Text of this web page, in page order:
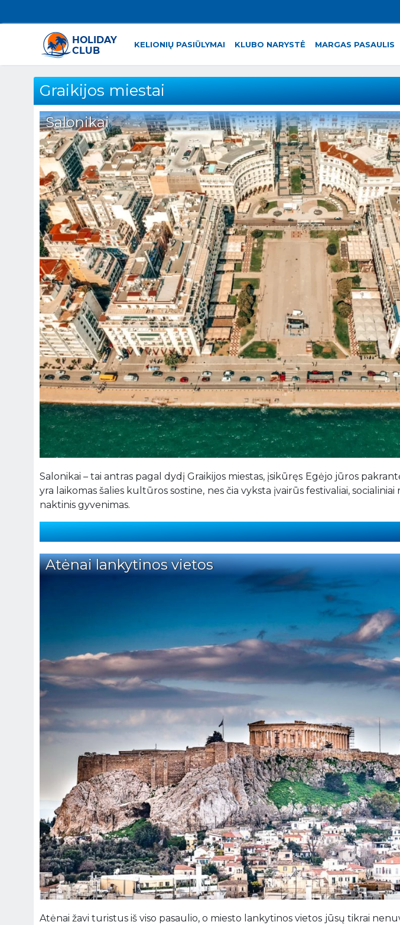
KELIONIŲ PASIŪLYMAI KLUBO NARYSTĖ MARGAS PASAULIS
Graikijos miestai
Salonikai
Salonikai – tai antras pagal dydį Graikijos miestas, įsikūręs Egėjo jūros
yra laikomas šalies kultūros sostine, nes čia vyksta įvairūs festivaliai,
naktinis gyvenimas.
Atėnai lankytinos vietos
Atėnai žavi turistus iš viso pasaulio, o miesto lankytinos vietos jūsų tikrai